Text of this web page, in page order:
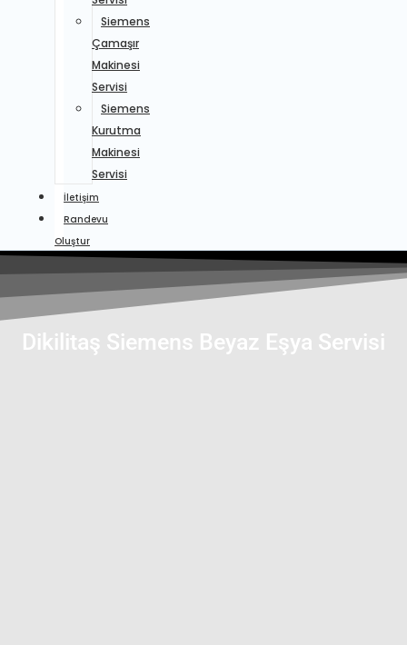
Siemens
Çamaşır
Makinesi
Servisi
Siemens
Kurutma
Makinesi
Servisi
İletişim
Randevu
Oluştur
Dikilitaş Siemens Beyaz Eşya Servisi